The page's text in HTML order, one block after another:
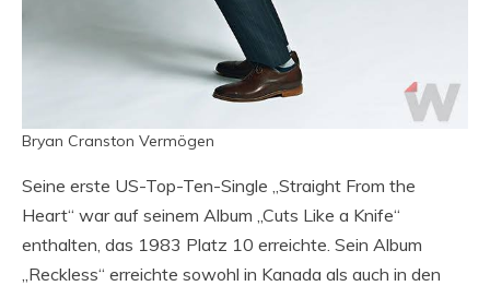
Bryan Cranston Vermögen
Seine erste US-Top-Ten-Single „Straight From the
Heart“ war auf seinem Album „Cuts Like a Knife“
enthalten, das 1983 Platz 10 erreichte. Sein Album
„Reckless“ erreichte sowohl in Kanada als auch in den